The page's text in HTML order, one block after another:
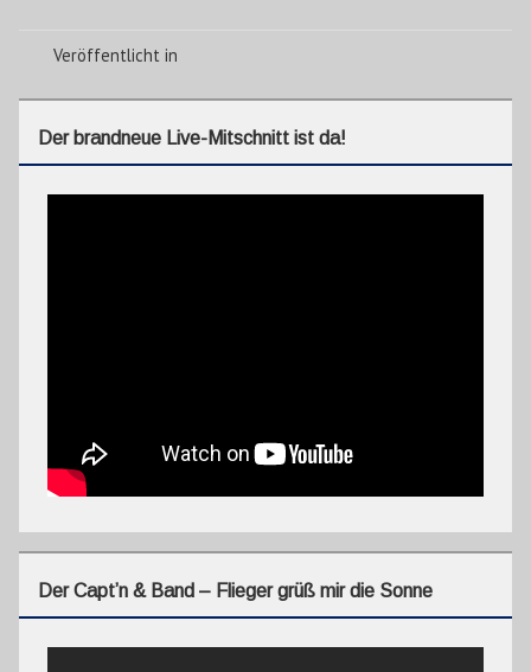
Veröffentlicht in
Der brandneue Live-Mitschnitt ist da!
Der Capt’n & Band – Flieger grüß mir die Sonne